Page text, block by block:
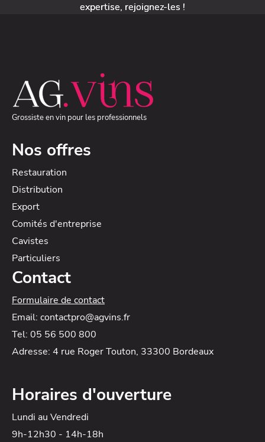
expertise, rejoignez-les !
Grossiste en vin pour les professionnels
Nos offres
Restauration
Distribution
Export
Comités d'entreprise
Cavistes
Particuliers
Contact
Formulaire de contact
Email: contactpro@agvins.fr
Tel: 05 56 500 800
Adresse: 4 rue Roger Touton, 33300 Bordeaux
Horaires d'ouverture
Lundi au Vendredi
9h-12h30 - 14h-18h